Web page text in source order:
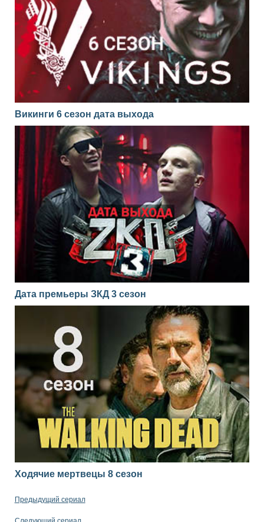
Викинги 6 сезон дата выхода
Дата премьеры ЗКД 3 сезон
Ходячие мертвецы 8 сезон
Предыдущий сериал